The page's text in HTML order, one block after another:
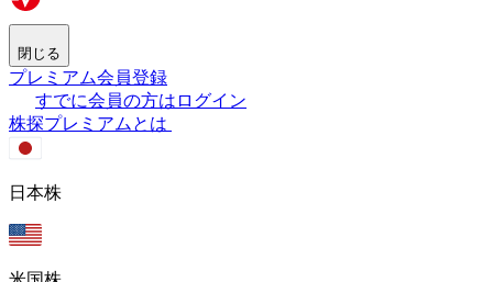
閉じる
プレミアム会員登録
すでに会員の方はログイン
株探プレミアムとは
日本株